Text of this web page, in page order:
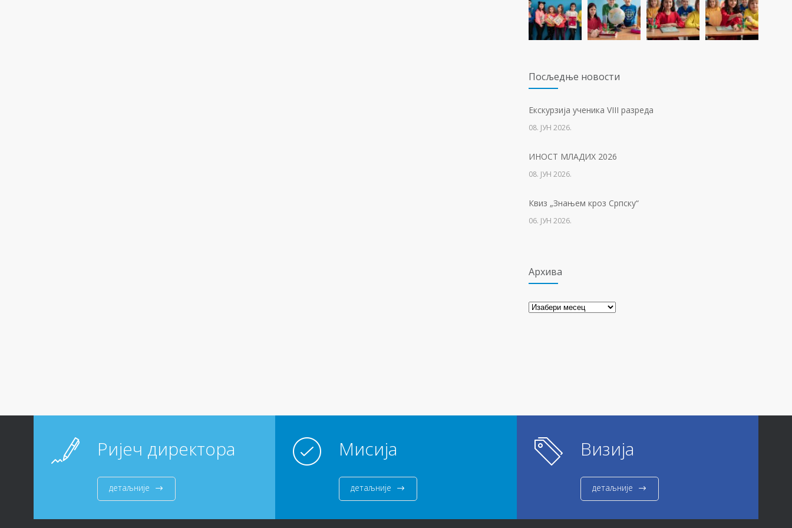
23. ФЕБРУАР 2021.
Концентрациони логор Јасеновац (1941-1945) 1255
Упис дјеце у први разред
01. ФЕБРУАР 2023.
22. МАРТ 2021.
Посљедњe новости
Eкскурзија ученика VIII разреда
08. ЈУН 2026.
ИНОСТ МЛАДИХ 2026
08. ЈУН 2026.
Квиз „Знањем кроз Српску“
06. ЈУН 2026.
Архива
Архива
Ријеч директора
детаљније
Мисија
детаљније
Визија
детаљније